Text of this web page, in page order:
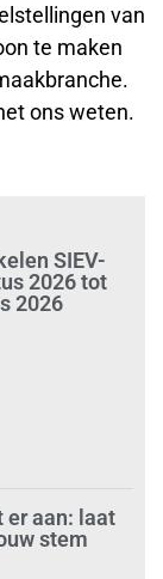
van
te maken
ons weten.
SIEV-
2026 tot
2026
er aan: laat
stem